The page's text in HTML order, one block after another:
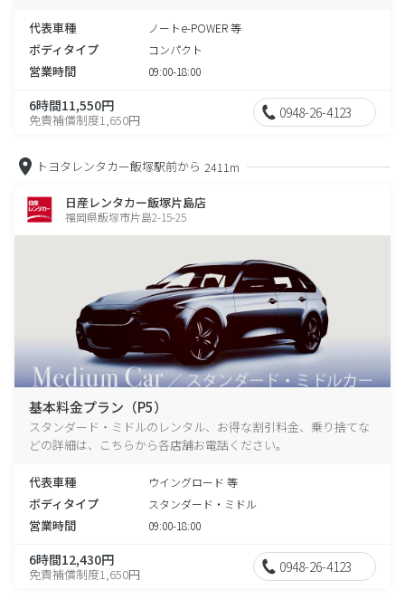
代表車種 ノートe-POWER 等
ボディタイプ コンパクト
営業時間 09:00-18:00
6時間11,550円
免責補償制度1,650円 0948-26-4123
トヨタレンタカー飯塚駅前から 2411m
日産レンタカー飯塚片島店
福岡県飯塚市片島2-15-25
基本料金プラン（P5）
スタンダード・ミドルのレンタル、お得な割引料金、乗り捨てな
どの詳細は、こちらから各店舗お電話ください。
代表車種 ウイングロード 等
ボディタイプ スタンダード・ミドル
営業時間 09:00-18:00
6時間12,430円
免責補償制度1,650円 0948-26-4123